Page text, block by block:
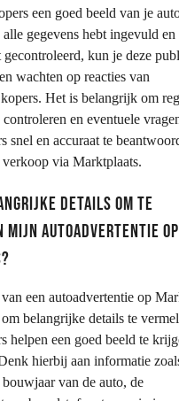
een goed beeld van je
gegevens hebt ingevuld en
gecontroleerd, kun je deze
wachten op reacties van
kopers. Het is belangrijk om
en eventuele
snel en accuraat te
verkoop via Marktplaats.
details om te
mijn autoadvertentie op
een autoadvertentie op
om belangrijke details te
helpen een goed beeld te
hierbij aan informatie
van de auto, de